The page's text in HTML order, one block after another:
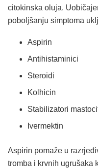
citokinska oluja.
poboljšanju simptoma
Aspirin
Antihistaminici
Steroidi
Kolhicin
Stabilizatori
Ivermektin
Aspirin pomaže u
tromba i krvnih ugrušaka